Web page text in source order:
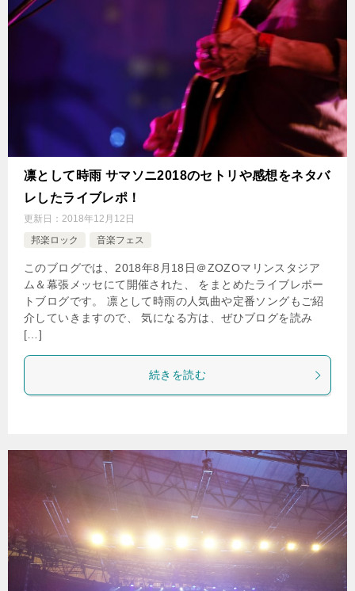
凛として時雨 サマソニ2018のセトリや感想をネタバ
レしたライブレポ！
更新日： 2018年12月12日
邦楽ロック
音楽フェス
このブログでは、2018年8月18日＠ZOZOマリンスタジア
ム＆幕張メッセにて開催された、 をまとめたライブレポー
トブログです。 凛として時雨の人気曲や定番ソングもご紹
介していきますので、 気になる方は、ぜひブログを読み
[…]
続きを読む